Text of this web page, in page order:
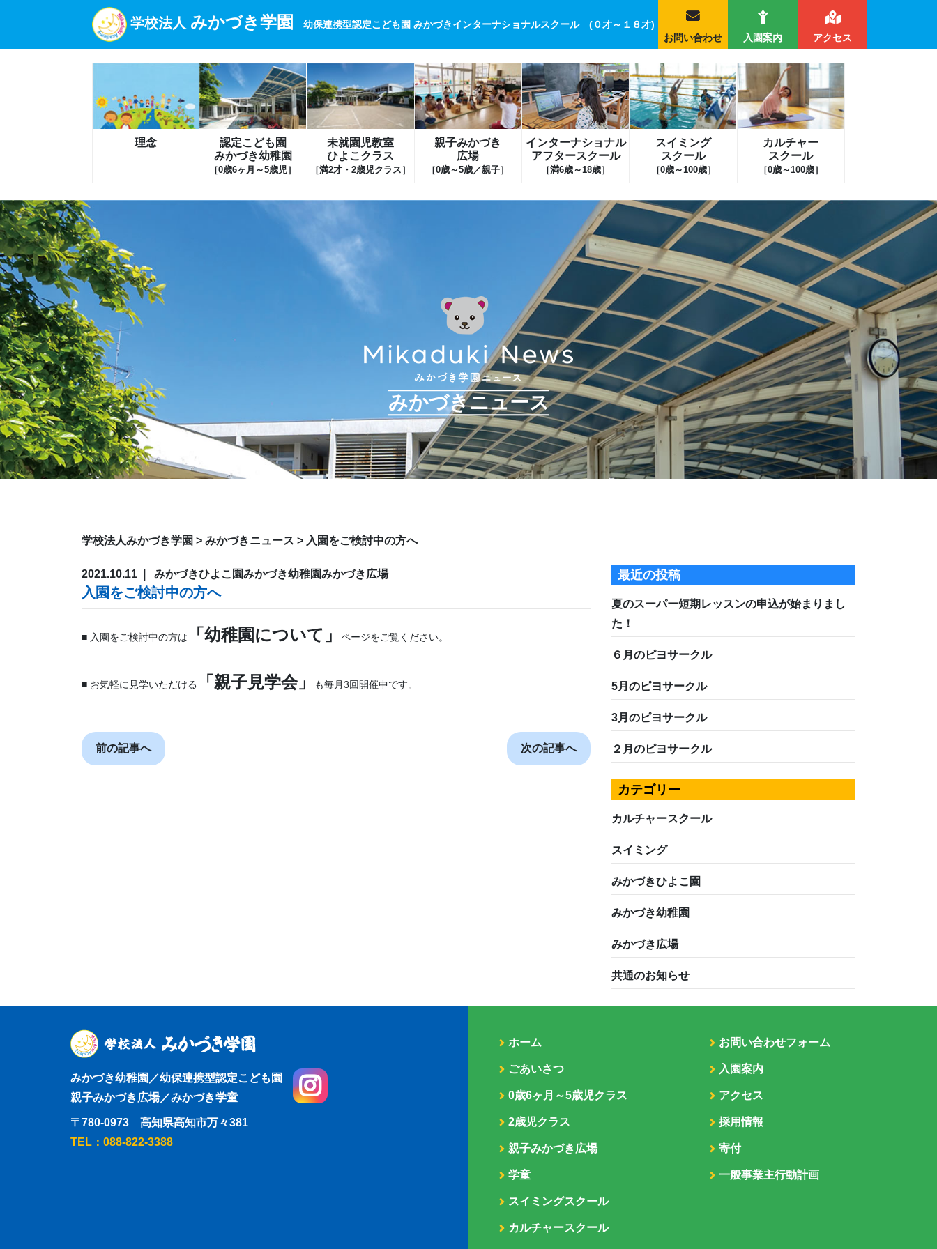
学校法人 みかづき学園
幼保連携型認定こども園 みかづきインターナショナルスクール (０才～１８才)
お問い合わせ
入園案内 アクセス
理念
認定こども園
みかづき幼稚園
［0歳6ヶ月～5歳児］
未就園児教室
ひよこクラス
［満2才・2歳児クラス］
親子みかづき
広場
［0歳～5歳／親子］
インターナショナル
アフタースクール
［満6歳～18歳］
スイミング
スクール
［0歳～100歳］
カルチャー
スクール
［0歳～100歳］
みかづきニュース
学校法人みかづき学園 > みかづきニュース > 入園をご検討中の方へ
2021.10.11 みかづきひよこ園みかづき幼稚園みかづき広場
入園をご検討中の方へ
■ 入園をご検討中の方は 「幼稚園について」 ページをご覧ください。
■ お気軽に見学いただける 「親子見学会」 も毎月3回開催中です。
前の記事へ 次の記事へ
最近の投稿
夏のスーパー短期レッスンの申込が始まりまし
た！
６月のピヨサークル
5月のピヨサークル
3月のピヨサークル
２月のピヨサークル
カテゴリー
カルチャースクール
スイミング
みかづきひよこ園
みかづき幼稚園
みかづき広場
共通のお知らせ
みかづき幼稚園／幼保連携型認定こども園
親子みかづき広場／みかづき学童
〒780-0973 高知県高知市万々381
TEL：088-822-3388
ホーム
ごあいさつ
0歳6ヶ月～5歳児クラス
2歳児クラス
親子みかづき広場
学童
スイミングスクール
カルチャースクール
お問い合わせフォーム
入園案内
アクセス
採用情報
寄付
一般事業主行動計画